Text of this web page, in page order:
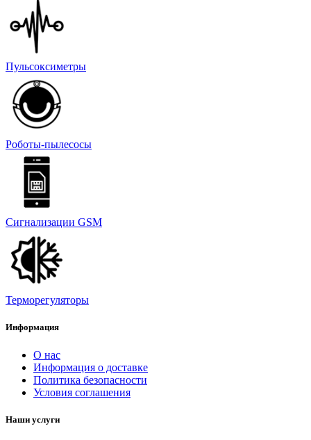
Пульсоксиметры
Роботы-пылесосы
Сигнализации GSM
Терморегуляторы
Информация
О нас
Информация о доставке
Политика безопасности
Условия соглашения
Наши услуги